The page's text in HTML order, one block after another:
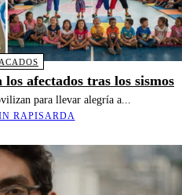
afectados tras los sismos
para llevar alegría a...
RAPISARDA